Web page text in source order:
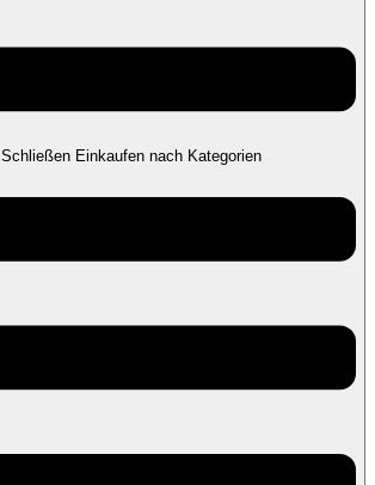
Schließen Einkaufen nach Kategorien